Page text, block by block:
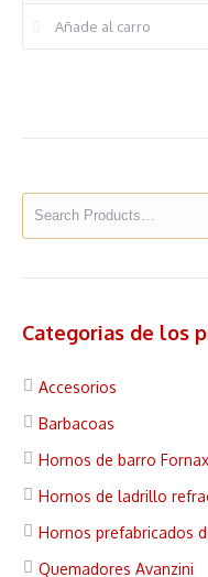
Añade al carro
Categorias de los
Accesorios
Barbacoas
Hornos de barro Fornax
Hornos de ladrillo
Hornos prefabricados
Quemadores Avanzini